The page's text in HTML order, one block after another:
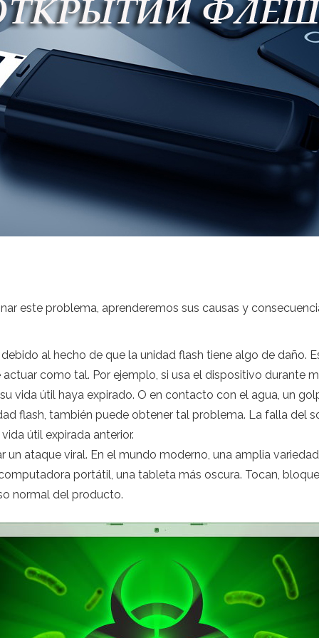
este problema, aprenderemos sus causas y
al hecho de que la unidad flash tiene algo de daño.
como tal. Por ejemplo, si usa el dispositivo durante
vida útil haya expirado. O en contacto con el agua, un
flash, también puede obtener tal problema. La falla del
útil expirada anterior.
un ataque viral. En el mundo moderno, una amplia
portátil, una tableta más oscura. Tocan,
normal del producto.